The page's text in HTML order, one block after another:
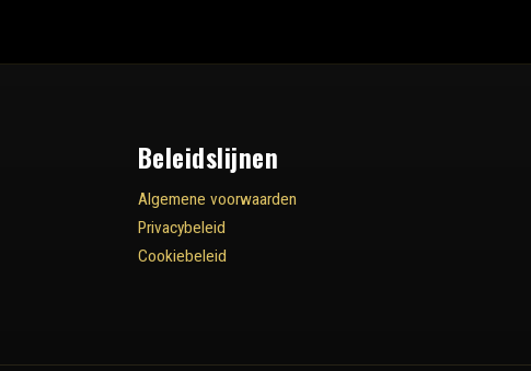
Beleidslijnen
Algemene voorwaarden
Privacybeleid
Cookiebeleid